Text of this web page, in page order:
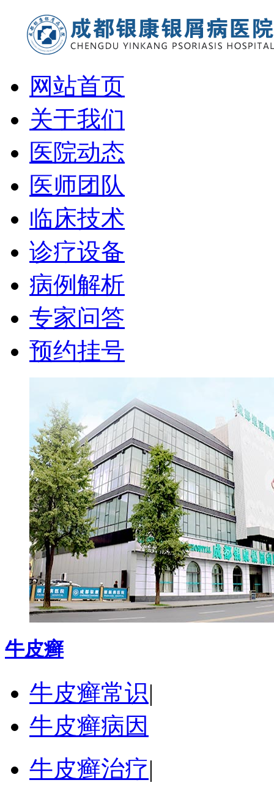
网站首页
关于我们
医院动态
医师团队
临床技术
诊疗设备
病例解析
专家问答
预约挂号
牛皮癣
牛皮癣常识|
牛皮癣病因
牛皮癣治疗|